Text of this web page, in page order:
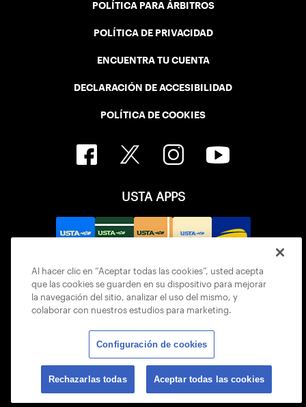
POLÍTICA PARA ÁRBITROS
POLÍTICA DE PRIVACIDAD
ENCUENTRA TU CUENTA
DECLARACIÓN DE ACCESIBILIDAD
POLÍTICA DE COOKIES
USTA APPS
© 2026 USTA ALL RIGHTS RESERVED
Al hacer clic en “Aceptar todas las cookies”, usted acepta
que las cookies se guarden en su dispositivo para mejorar
la navegación del sitio, analizar el uso del mismo, y
colaborar con nuestros estudios para marketing.
Configuración de cookies
Rechazarlas todas Aceptar todas las cookies